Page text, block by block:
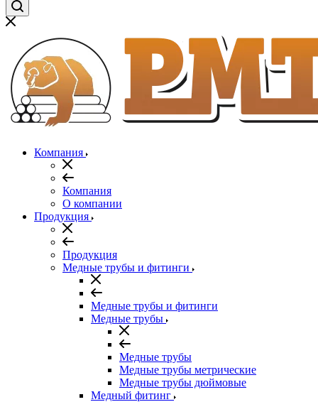
Компания
Компания
О компании
Продукция
Продукция
Медные трубы и фитинги
Медные трубы и фитинги
Медные трубы
Медные трубы
Медные трубы метрические
Медные трубы дюймовые
Медный фитинг